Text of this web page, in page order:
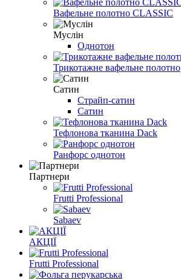
Вафельне полотно CLASSIC
Муслін
Однотон
Трикотажне вафельне полотно
Сатин
Страйп-сатин
Сатин
Тефлонова тканина Dack
Ранфорс однотон
Партнери
Frutti Professional
Sabaev
АКЦІЇ
Frutti Professional